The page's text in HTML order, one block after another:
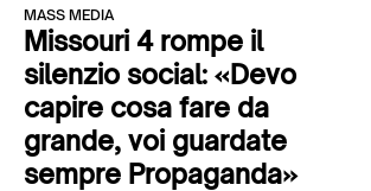
MASS MEDIA
Missouri 4 rompe il
silenzio social: «Devo
capire cosa fare da
grande, voi guardate
sempre Propaganda»